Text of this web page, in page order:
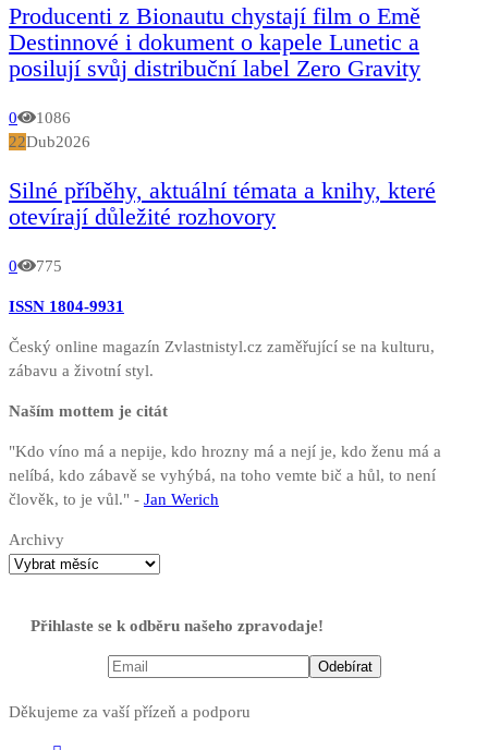
Producenti z Bionautu chystají film o Emě
Destinnové i dokument o kapele Lunetic a
posilují svůj distribuční label Zero Gravity
0
1086
22Dub2026
Silné příběhy, aktuální témata a knihy, které
otevírají důležité rozhovory
0 775
ISSN 1804-9931
Český online magazín Zvlastnistyl.cz zaměřující se na kulturu,
zábavu a životní styl.
Naším mottem je citát
"Kdo víno má a nepije, kdo hrozny má a nejí je, kdo ženu má a
nelíbá, kdo zábavě se vyhýbá, na toho vemte bič a hůl, to není
člověk, to je vůl." - Jan Werich
Archivy
Přihlaste se k odběru našeho zpravodaje!
Děkujeme za vaší přízeň a podporu